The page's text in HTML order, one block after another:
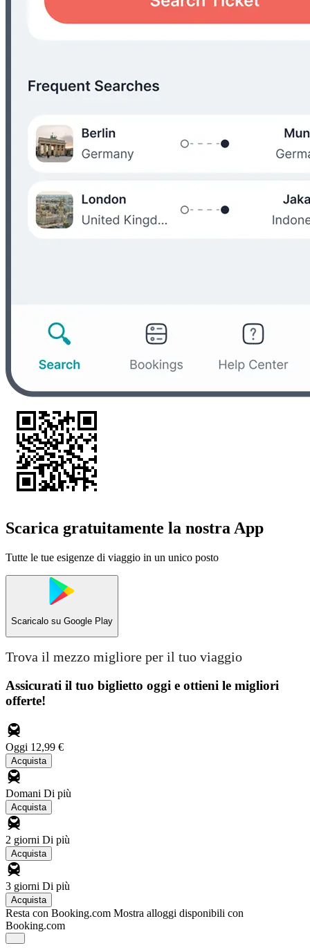
Scarica gratuitamente la nostra App
Tutte le tue esigenze di viaggio in un unico posto
Scaricalo su Google Play
Trova il mezzo migliore per il tuo viaggio
Assicurati il ​​tuo biglietto oggi e ottieni le migliori
offerte!
Oggi 12,99 €
Acquista
Domani Di più
Acquista
2 giorni Di più
Acquista
3 giorni Di più
Acquista
Resta con Booking.com Mostra alloggi disponibili con
Booking.com